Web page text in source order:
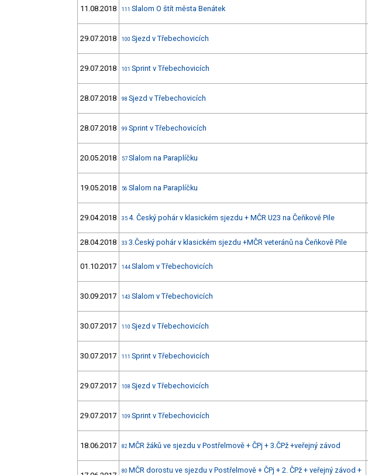
11.08.2018 111 Slalom O štít města Benátek
29.07.2018 100 Sjezd v Třebechovicích
29.07.2018 101 Sprint v Třebechovicích
28.07.2018 98 Sjezd v Třebechovicích
28.07.2018 99 Sprint v Třebechovicích
20.05.2018 57 Slalom na Paraplíčku
19.05.2018 56 Slalom na Paraplíčku
29.04.2018 35 4. Český pohár v klasickém sjezdu + MČR U23 na Čeňkově Pile
28.04.2018 33 3.Český pohár v klasickém sjezdu +MČR veteránů na Čeňkově Pile
01.10.2017 144 Slalom v Třebechovicích
30.09.2017 143 Slalom v Třebechovicích
30.07.2017 110 Sjezd v Třebechovicích
30.07.2017 111 Sprint v Třebechovicích
29.07.2017 108 Sjezd v Třebechovicích
29.07.2017 109 Sprint v Třebechovicích
18.06.2017 82 MČR žáků ve sjezdu v Postřelmově + ČPj + 3.ČPž +veřejný závod
80 MČR dorostu ve sjezdu v Postřelmově + ČPj + 2. ČPž + veřejný závod +